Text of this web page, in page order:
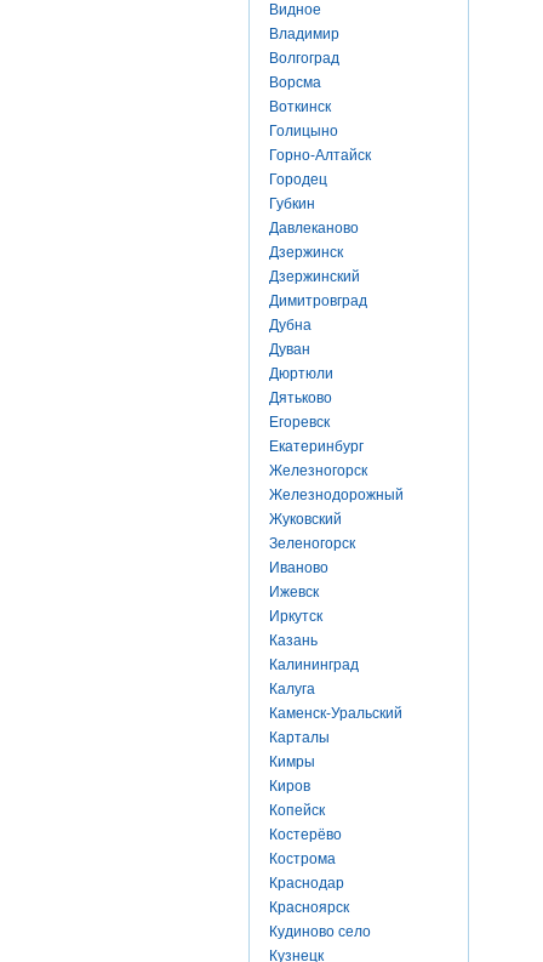
Видное
Владимир
Волгоград
Ворсма
Воткинск
Голицыно
Горно-Алтайск
Городец
Губкин
Давлеканово
Дзержинск
Дзержинский
Димитровград
Дубна
Дуван
Дюртюли
Дятьково
Егоревск
Екатеринбург
Железногорск
Железнодорожный
Жуковский
Зеленогорск
Иваново
Ижевск
Иркутск
Казань
Калининград
Калуга
Каменск-Уральский
Карталы
Кимры
Киров
Копейск
Костерёво
Кострома
Краснодар
Красноярск
Кудиново село
Кузнецк